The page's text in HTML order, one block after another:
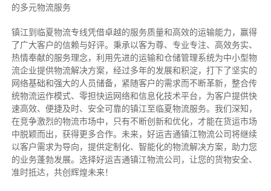
的多元物流服务
镇江到临夏物流专线凭借卓越的服务质量和高效的运输能力，赢得
了广大客户的信赖与好评。 秉承以客为尊、专业专注、高效务实、
热情奉献的服务理念，利用先进的运输和仓储管理系统为中小型物
流企业提供物流解决方案，经过多年的发展和积淀，打下了坚实的
网络基础和强大的人员储备，紧随客户的需求而不断革新，整合传
统物流运作模式、零担快运网络和信息化技术平台，为客户提供快
速高效、便捷及时、安全可靠的镇江至临夏物流服务。 我们深知，
在竞争激烈的物流市场中，只有不断创新和优化，才能在货运市场
中脱颖而出，获得更多合作。 未来，好运吉通镇江物流公司将继续
以客户需求为导向，提供定制化、智能化的物流解决方案，助力您
的业务蓬勃发展。选择好运吉通镇江物流公司，让您的货物安全、
准时抵达，共创辉煌未来！